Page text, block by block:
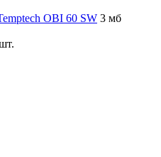
OBI 60 SW 3 мб